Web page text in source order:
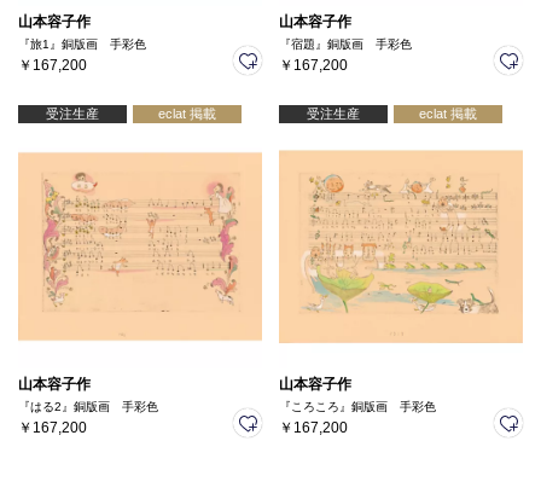
山本容子作
『旅1』銅版画 手彩色
￥167,200
山本容子作
『宿題』銅版画 手彩色
￥167,200
受注生産 eclat 掲載
山本容子作
『はる2』銅版画 手彩色
￥167,200
受注生産 eclat 掲載
山本容子作
『ころころ』銅版画 手彩色
￥167,200